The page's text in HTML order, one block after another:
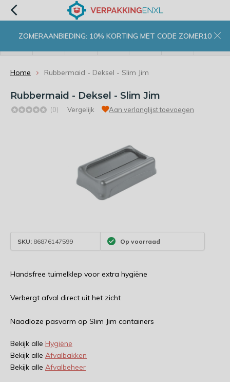
ZOMERAANBIEDING: 10% KORTING MET CODE ZOMER10
Home Rubbermaid - Deksel - Slim Jim
Rubbermaid - Deksel - Slim Jim
(0) Vergelijk Aan verlanglijst toevoegen
SKU: 86876147599 Op voorraad
Handsfree tuimelklep voor extra hygiëne
Verbergt afval direct uit het zicht
Naadloze pasvorm op Slim Jim containers
Bekijk alle Hygiëne
Bekijk alle Afvalbakken
Bekijk alle Afvalbeheer